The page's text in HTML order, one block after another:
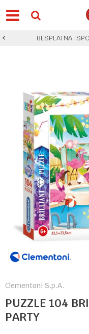
BESPLATNA
Clementoni S.p.A.
PUZZLE 104
PARTY